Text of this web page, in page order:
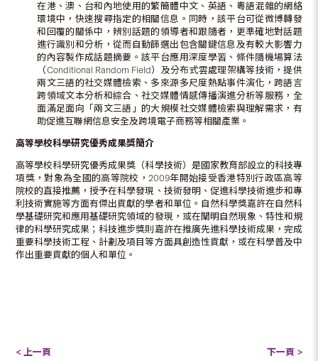
在港、澳、台和內地使用的繁簡體中文、英語、粵語混雜的網絡
環境中，快速搜尋指定的相關信息。同時，該平台可從微博轉發
和回覆的關係中，辨別話題的領導者和跟隨者，更準確地對話題
進行識別和分析，從而自動篩選出包含關鍵信息及有較大影響力
的內容製作成話題摘要。該平台應用深度學習、條件隨機場算法
（Conditional Random Field）及分布式雲處理架構等技術，提供
兩文三語的社交媒體檢索、多來源多尺度熱點事件演化，跨語言
跨領域文本分析和綜合、社交媒體情感傳播演進分析等服務，全
面滿足面向「兩文三語」的大規模社交媒體檢索與理解需求，有
助促進互聯網信息安全及跨境電子商務等相關產業。
高等學校科學研究優秀成果獎簡介
高等學校科學研究優秀成果獎（科學技術）是國家教育部設立的科技專
項獎，對象為全國的高等院校，2009年開始接受香港特別行政區高等
院校的直接推薦，授予在科學發現、技術發明、促進科學技術進步和專
利技術實施等方面有傑出貢獻的學者和單位。自然科學獎嘉許在自然科
學基礎研究和應用基礎研究領域的發現，或在闡明自然現象、特性和規
律的科學研究成果；科技進步獎則嘉許在推廣先進科學技術成果，完成
重要科學技術工程、計劃及項目等方面具創造性貢獻，或在科學普及中
作出重要貢獻的個人和單位。
< 上一頁 下一頁 >